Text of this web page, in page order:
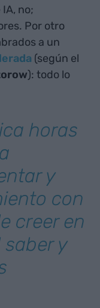
no;
Por otro
a un
(según el
): todo lo
horas
y
con
creer en
y